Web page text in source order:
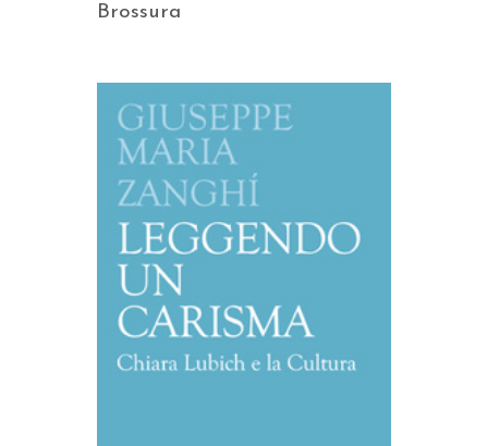
Brossura
AGGIUNGI AL CARRELLO